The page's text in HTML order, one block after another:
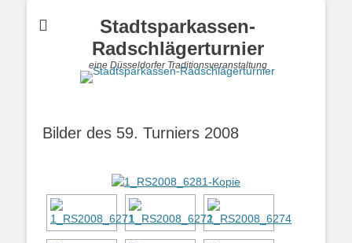
Stadtsparkassen-
Radschlägerturnier
eine Düsseldorfer Traditionsveranstaltung
Bilder des 59. Turniers 2008